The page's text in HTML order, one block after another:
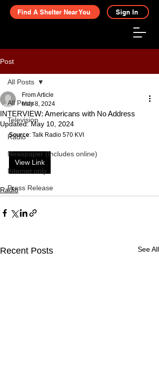
Find A Shelter Near You Sign In
Post
All Posts
Television
Radio
Newspaper (Includes online)
Internet only
Press Release
All Posts
INTERVIEW: Americans with No Address
From Article
May 8, 2024
Updated:May 10, 2024
Source: Talk Radio 570 KVI
View Link
Radio
Recent Posts See All